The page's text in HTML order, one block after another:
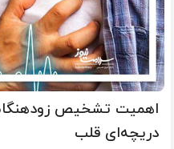
اهمیت تشخیص
دریچه‌ای قلب